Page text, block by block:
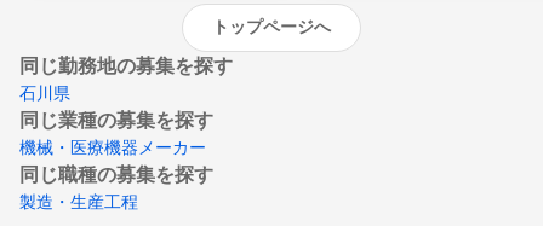
トップページへ
同じ勤務地の募集を探す
石川県
同じ業種の募集を探す
機械・医療機器メーカー
同じ職種の募集を探す
製造・生産工程